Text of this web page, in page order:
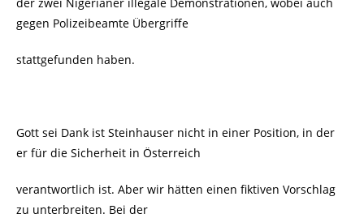
gegen Polizeibeamte Übergriffe
stattgefunden haben.
Gott sei Dank ist Steinhauser nicht in einer Position, in der
er für die Sicherheit in Österreich
verantwortlich ist. Aber wir hätten einen fiktiven Vorschlag
zu unterbreiten. Bei der